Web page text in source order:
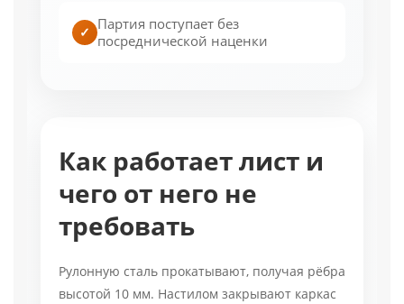
✓ Партия поступает без
посреднической наценки
Как работает лист и
чего от него не
требовать
Рулонную сталь прокатывают, получая рёбра
высотой 10 мм. Настилом закрывают каркас